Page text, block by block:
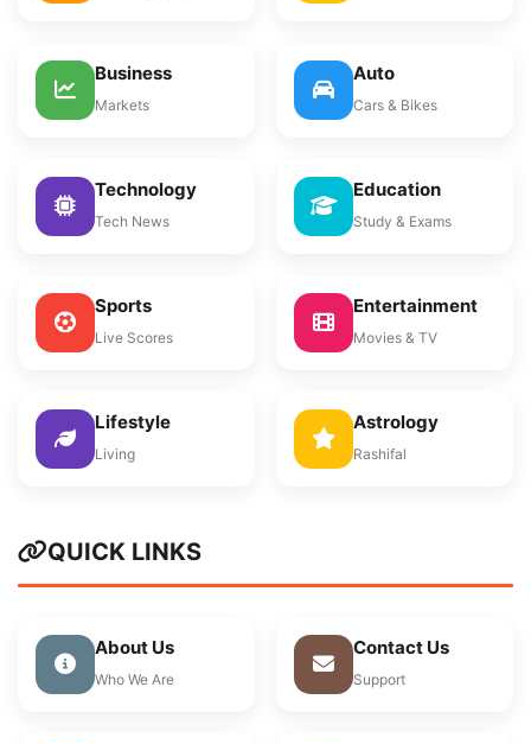
Business
Markets
Auto
Cars & Bikes
Technology
Tech News
Education
Study & Exams
Sports
Live Scores
Entertainment
Movies & TV
Lifestyle
Living
Astrology
Rashifal
QUICK LINKS
About Us
Who We Are
Contact Us
Support